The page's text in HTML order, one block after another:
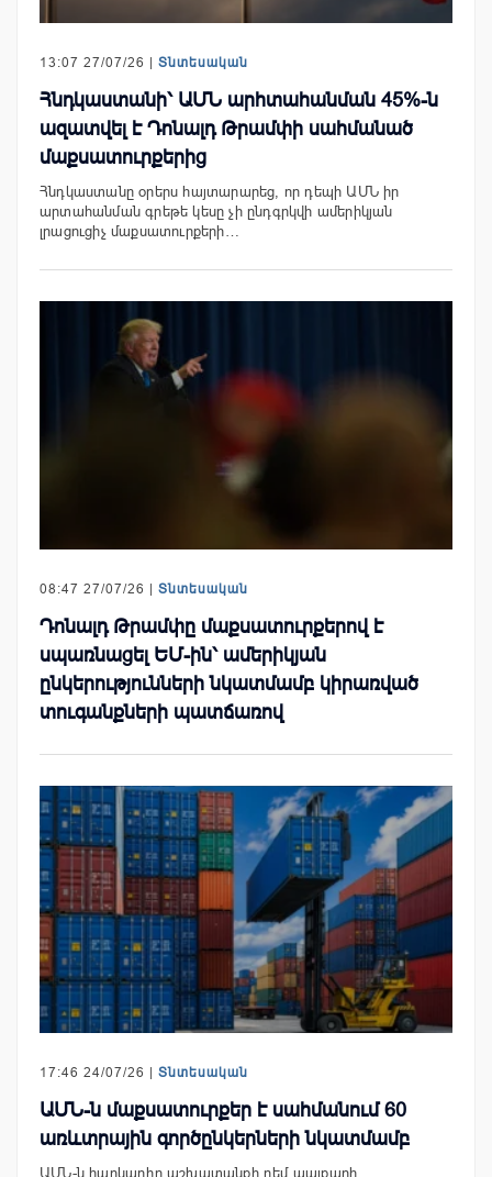
13:07 27/07/26 | Տնտեսական
Հնդկաստանի՝ ԱՄՆ արհտահանման 45%-ն
ազատվել է Դոնալդ Թրամփի սահմանած
մաքսատուրքերից
Հնդկաստանը օրերս հայտարարեց, որ դեպի ԱՄՆ իր
արտահանման գրեթե կեսը չի ընդգրկվի ամերիկյան
լրացուցիչ մաքսատուրքերի…
08:47 27/07/26 | Տնտեսական
Դոնալդ Թրամփը մաքսատուրքերով է
սպառնացել ԵՄ-ին՝ ամերիկյան
ընկերությունների նկատմամբ կիրառված
տուգանքների պատճառով
17:46 24/07/26 | Տնտեսական
ԱՄՆ-ն մաքսատուրքեր է սահմանում 60
առևտրային գործընկերների նկատմամբ
ԱՄՆ-ն հարկադիր աշխատանքի դեմ պայքարի